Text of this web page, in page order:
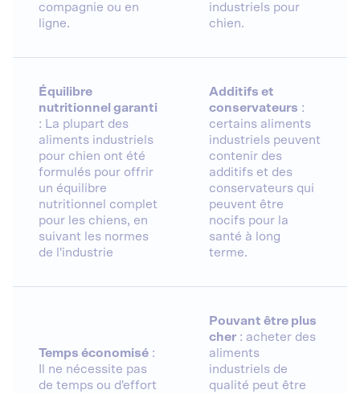
compagnie ou en
ligne.
industriels pour
chien.
Équilibre
nutritionnel garanti
: La plupart des
aliments industriels
pour chien ont été
formulés pour offrir
un équilibre
nutritionnel complet
pour les chiens, en
suivant les normes
de l'industrie
Additifs et
conservateurs :
certains aliments
industriels peuvent
contenir des
additifs et des
conservateurs qui
peuvent être
nocifs pour la
santé à long
terme.
Temps économisé :
Il ne nécessite pas
de temps ou d'effort
Pouvant être plus
cher : acheter des
aliments
industriels de
qualité peut être